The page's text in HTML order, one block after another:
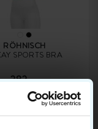
RÖHNISCH
SPORTS BRA
282,-
DAME